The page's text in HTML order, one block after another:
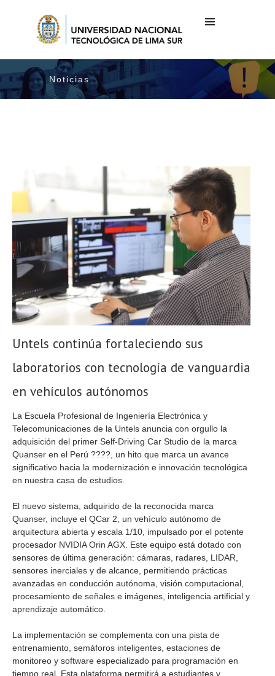
Noticias
Untels continúa fortaleciendo sus
laboratorios con tecnología de vanguardia
en vehículos autónomos
La Escuela Profesional de Ingeniería Electrónica y
Telecomunicaciones de la Untels anuncia con orgullo la
adquisición del primer Self-Driving Car Studio de la marca
Quanser en el Perú ????, un hito que marca un avance
significativo hacia la modernización e innovación tecnológica
en nuestra casa de estudios.
El nuevo sistema, adquirido de la reconocida marca
Quanser, incluye el QCar 2, un vehículo autónomo de
arquitectura abierta y escala 1/10, impulsado por el potente
procesador NVIDIA Orin AGX. Este equipo está dotado con
sensores de última generación: cámaras, radares, LIDAR,
sensores inerciales y de alcance, permitiendo prácticas
avanzadas en conducción autónoma, visión computacional,
procesamiento de señales e imágenes, inteligencia artificial y
aprendizaje automático.
La implementación se complementa con una pista de
entrenamiento, semáforos inteligentes, estaciones de
monitoreo y software especializado para programación en
tiempo real. Esta plataforma permitirá a estudiantes y